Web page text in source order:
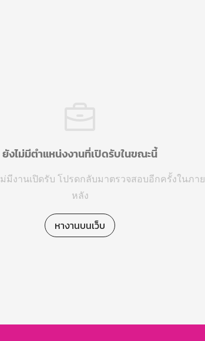
ยังไม่มีตำแหน่งงานที่เปิดรับในขณะนี้
มีงานเปิดรับ โปรดกลับมาตรวจสอบอีกครั้งในภาย
หลัง
หางานบนเว็บ